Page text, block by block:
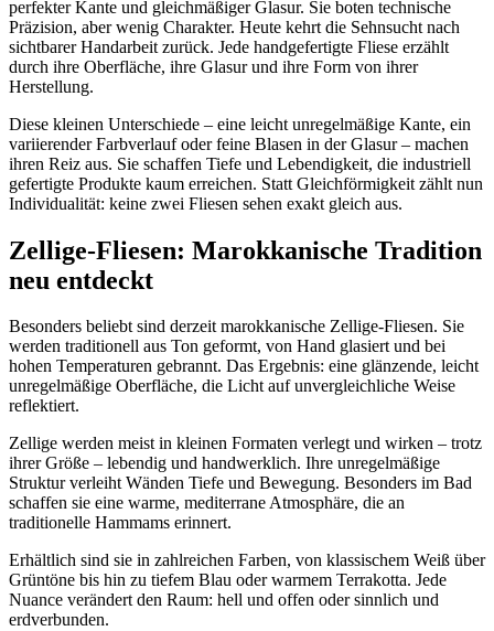
perfekter Kante und gleichmäßiger Glasur. Sie boten technische
Präzision, aber wenig Charakter. Heute kehrt die Sehnsucht nach
sichtbarer Handarbeit zurück. Jede handgefertigte Fliese erzählt
durch ihre Oberfläche, ihre Glasur und ihre Form von ihrer
Herstellung.
Diese kleinen Unterschiede – eine leicht unregelmäßige Kante, ein
variierender Farbverlauf oder feine Blasen in der Glasur – machen
ihren Reiz aus. Sie schaffen Tiefe und Lebendigkeit, die industriell
gefertigte Produkte kaum erreichen. Statt Gleichförmigkeit zählt nun
Individualität: keine zwei Fliesen sehen exakt gleich aus.
Zellige-Fliesen: Marokkanische Tradition
neu entdeckt
Besonders beliebt sind derzeit marokkanische Zellige-Fliesen. Sie
werden traditionell aus Ton geformt, von Hand glasiert und bei
hohen Temperaturen gebrannt. Das Ergebnis: eine glänzende, leicht
unregelmäßige Oberfläche, die Licht auf unvergleichliche Weise
reflektiert.
Zellige werden meist in kleinen Formaten verlegt und wirken – trotz
ihrer Größe – lebendig und handwerklich. Ihre unregelmäßige
Struktur verleiht Wänden Tiefe und Bewegung. Besonders im Bad
schaffen sie eine warme, mediterrane Atmosphäre, die an
traditionelle Hammams erinnert.
Erhältlich sind sie in zahlreichen Farben, von klassischem Weiß über
Grüntöne bis hin zu tiefem Blau oder warmem Terrakotta. Jede
Nuance verändert den Raum: hell und offen oder sinnlich und
erdverbunden.